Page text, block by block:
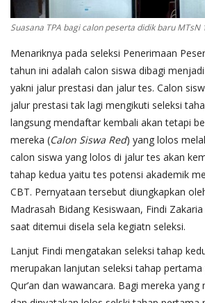
Suasana TPA bagi calon peserta didik baru MTsN
Menariknya pada seleksi Penerimaan
tahun ini adalah calon siswa dibagi
yakni jalur prestasi dan jalur tes. Calon
jalur prestasi tak lagi mengikuti seleksi
langsung mendaftar kembali akan tetapi
mereka (Calon Siswa Red) yang lolos
calon siswa yang lolos di jalur tes akan
tahap kedua yaitu tes potensi akademik
CBT. Pernyataan tersebut diungkapkan
Madrasah Bidang Kesiswaan, Findi
saat ditemui disela sela kegiatn seleksi.
Lanjut Findi mengatakan seleksi tahap
merupakan lanjutan seleksi tahap
Qur’an dan wawancara. Bagi mereka